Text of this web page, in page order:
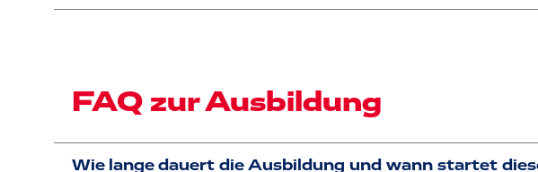
FAQ zur Ausbildung
Wie lange dauert die Ausbildung und wann startet